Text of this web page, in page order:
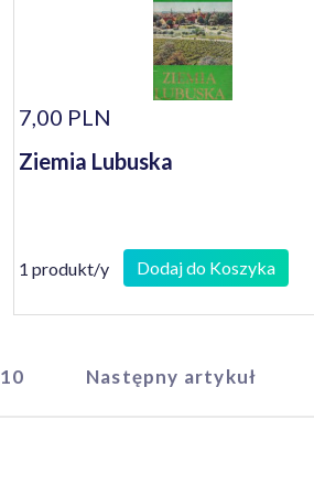
7,00 PLN
Ziemia Lubuska
1 produkt/y Dodaj do Koszyka
10 Następny artykuł